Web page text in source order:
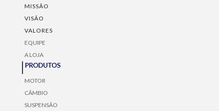
MISSÃO
VISÃO
VALORES
EQUIPE
A LOJA
PRODUTOS
MOTOR
CÃMBIO
SUSPENSÃO